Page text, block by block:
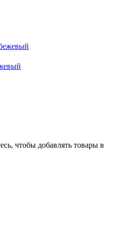
чтобы добавлять товары в